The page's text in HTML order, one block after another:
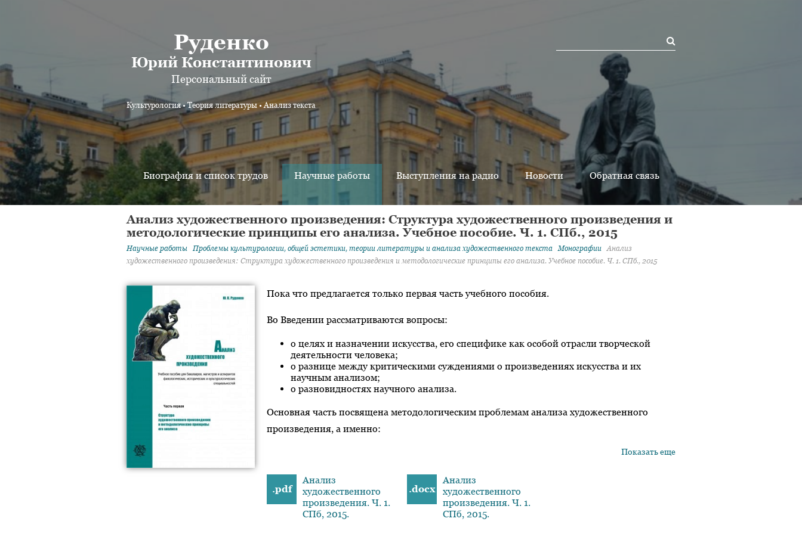
Руденко
Юрий Константинович
Персональный сайт
Культурология • Теория литературы • Анализ текста
Биография и список трудов Научные работы Выступления на радио Новости Обратная связь
Анализ художественного произведения: Структура художественного произведения и
методологические принципы его анализа. Учебное пособие. Ч. 1. СПб., 2015
Научные работы Проблемы культурологии, общей эстетики, теории литературы и анализа художественного текста Монографии Анализ
художественного произведения: Структура художественного произведения и методологические принципы его анализа. Учебное пособие. Ч. 1. СПб., 2015
Пока что предлагается только первая часть учебного пособия.
Во Введении рассматриваются вопросы:
о целях и назначении искусства, его специфике как особой отрасли творческой
деятельности человека;
о разнице между критическими суждениями о произведениях искусства и их
научным анализом;
о разновидностях научного анализа.
Основная часть посвящена методологическим проблемам анализа художественного
произведения, а именно:
Показать еще
.pdf
Анализ
художественного
произведения. Ч. 1.
СПб, 2015.
.docx
Анализ
художественного
произведения. Ч. 1.
СПб, 2015.